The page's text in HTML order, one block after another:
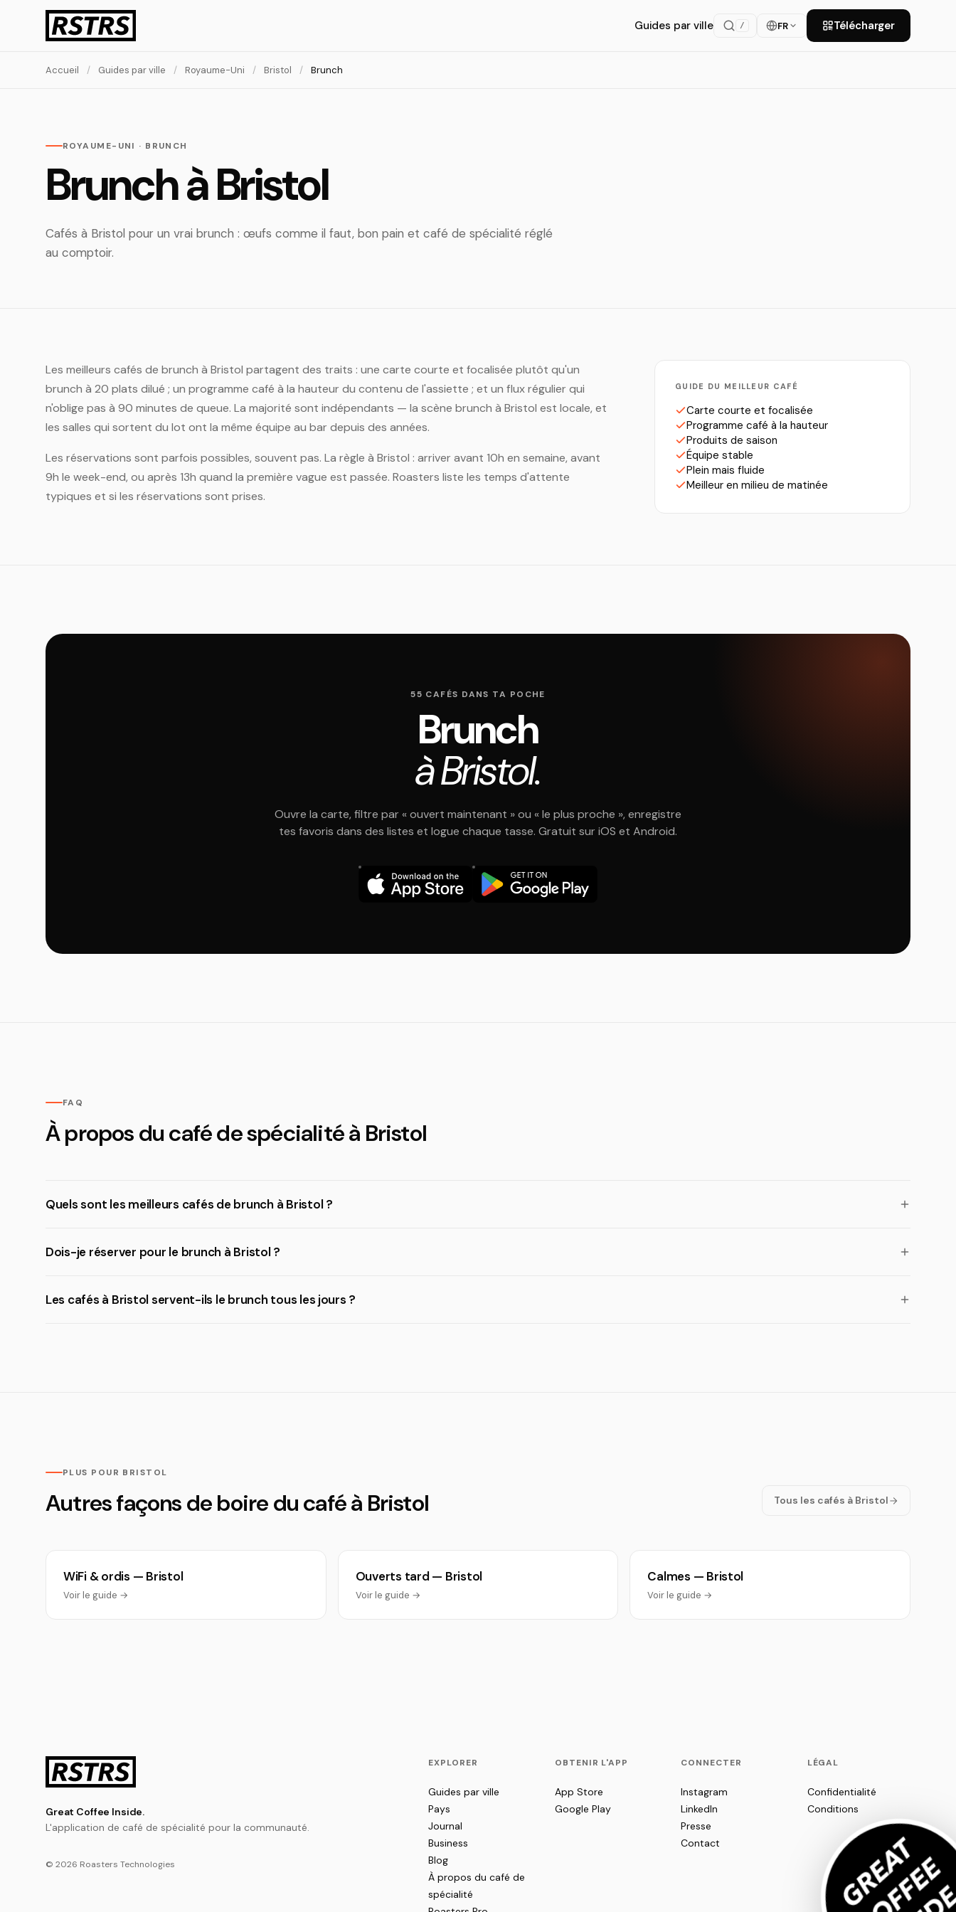
Guides par ville / FR Télécharger
Accueil / Guides par ville / Royaume-Uni / Bristol / Brunch
ROYAUME-UNI · BRUNCH
Brunch à Bristol
Cafés à Bristol pour un vrai brunch : œufs comme il faut, bon pain et café de spécialité réglé
au comptoir.
Les meilleurs cafés de brunch à Bristol partagent des traits : une carte courte et focalisée plutôt qu'un
brunch à 20 plats dilué ; un programme café à la hauteur du contenu de l'assiette ; et un flux régulier qui
n'oblige pas à 90 minutes de queue. La majorité sont indépendants — la scène brunch à Bristol est locale, et
les salles qui sortent du lot ont la même équipe au bar depuis des années.
Les réservations sont parfois possibles, souvent pas. La règle à Bristol : arriver avant 10h en semaine, avant
9h le week-end, ou après 13h quand la première vague est passée. Roasters liste les temps d'attente
typiques et si les réservations sont prises.
GUIDE DU MEILLEUR CAFÉ
Carte courte et focalisée
Programme café à la hauteur
Produits de saison
Équipe stable
Plein mais fluide
Meilleur en milieu de matinée
55 CAFÉS DANS TA POCHE
Brunch
à Bristol.
Ouvre la carte, filtre par « ouvert maintenant » ou « le plus proche », enregistre
tes favoris dans des listes et logue chaque tasse. Gratuit sur iOS et Android.
FAQ
À propos du café de spécialité à Bristol
Quels sont les meilleurs cafés de brunch à Bristol ?
Dois-je réserver pour le brunch à Bristol ?
Les cafés à Bristol servent-ils le brunch tous les jours ?
PLUS POUR BRISTOL
Autres façons de boire du café à Bristol Tous les cafés à Bristol
WiFi & ordis — Bristol
Voir le guide →
Ouverts tard — Bristol
Voir le guide →
Calmes — Bristol
Voir le guide →
Great Coffee Inside.
L'application de café de spécialité pour la communauté.
© 2026 Roasters Technologies
EXPLORER
Guides par ville
Pays
Journal
Business
Blog
À propos du café de
spécialité
OBTENIR L'APP
App Store
Google Play
CONNECTER
Instagram
LinkedIn
Presse
Contact
LÉGAL
Confidentialité
Conditions